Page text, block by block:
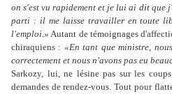
on s'est vu rapidement et je lui ai dit
parti : il me laisse travailler en toute
l'emploi.» Autant de témoignages
chiraquiens : «En tant que ministre,
correctement et nous n'avons pas eu
Sarkozy, lui, ne lésine pas sur les
demandes de rendez-vous. Tout pour